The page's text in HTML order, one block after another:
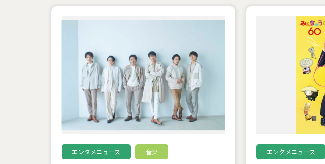
エンタメニュース 音楽 エンタメニュース